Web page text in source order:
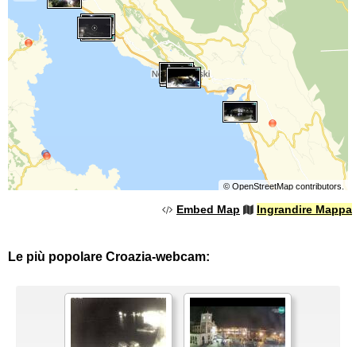
© OpenStreetMapcontributors.
Embed Map Ingrandire Mappa
Le più popolare Croazia-webcam: